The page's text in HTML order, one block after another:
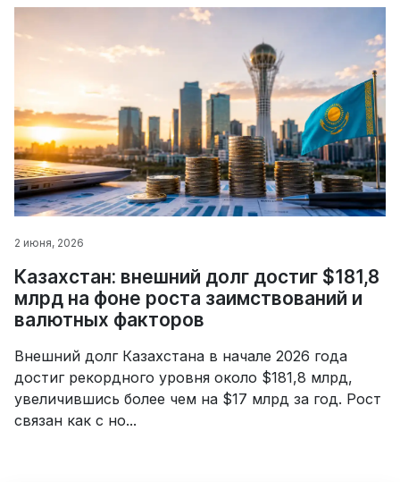
2 июня, 2026
Казахстан: внешний долг достиг $181,8
млрд на фоне роста заимствований и
валютных факторов
Внешний долг Казахстана в начале 2026 года
достиг рекордного уровня около $181,8 млрд,
увеличившись более чем на $17 млрд за год. Рост
связан как с но...